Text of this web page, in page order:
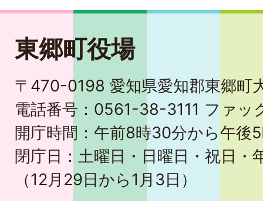
東郷町役場
〒470-0198 愛知県愛知郡東郷町
電話番号：0561-38-3111 ファ
開庁時間：午前8時30分から午後
閉庁日：土曜日・日曜日・祝日・
（12月29日から1月3日）